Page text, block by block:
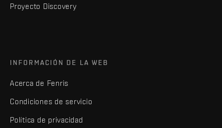
Proyecto Discovery
INFORMACIÓN DE LA WEB
Acerca de Fenris
Condiciones de servicio
Política de privacidad